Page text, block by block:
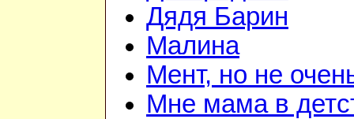
Дядя Барин
Малина
Мент, но не
Мне мама в